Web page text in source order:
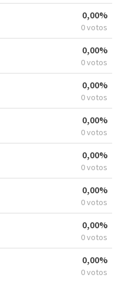
0,00%
0 votos
0,00%
0 votos
0,00%
0 votos
0,00%
0 votos
0,00%
0 votos
0,00%
0 votos
0,00%
0 votos
0,00%
0 votos